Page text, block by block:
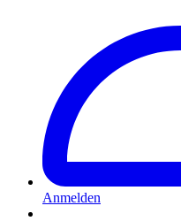
Anmelden